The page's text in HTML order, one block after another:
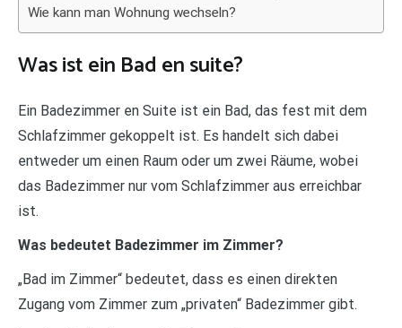
Wie kann man Wohnung wechseln?
Was ist ein Bad en suite?
Ein Badezimmer en Suite ist ein Bad, das fest mit dem
Schlafzimmer gekoppelt ist. Es handelt sich dabei
entweder um einen Raum oder um zwei Räume, wobei
das Badezimmer nur vom Schlafzimmer aus erreichbar
ist.
Was bedeutet Badezimmer im Zimmer?
„Bad im Zimmer“ bedeutet, dass es einen direkten
Zugang vom Zimmer zum „privaten“ Badezimmer gibt.